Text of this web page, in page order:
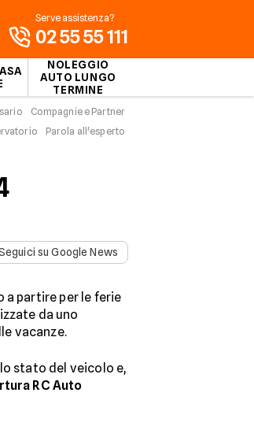
NOLEGGIO
AUTO LUNGO
TERMINE
Serve assistenza?
02 55 55 111
Compagnie e Partner
Parola all'esperto
su Google News
a partire per le ferie
da uno
vacanze.
stato del veicolo e,
RC Auto